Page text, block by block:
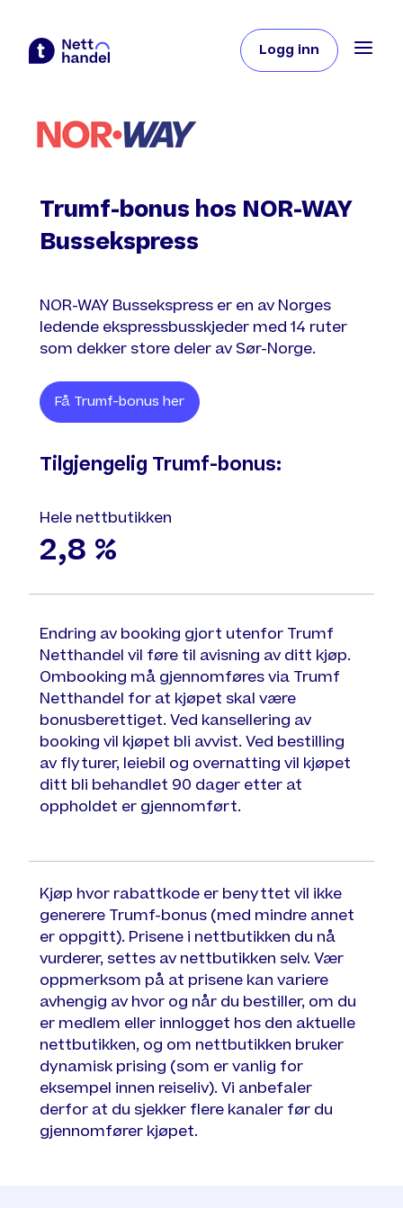
Logg inn
Trumf-bonus hos NOR-WAY
Bussekspress
NOR-WAY Bussekspress er en av Norges
ledende ekspressbusskjeder med 14 ruter
som dekker store deler av Sør-Norge.
Få Trumf-bonus her
Tilgjengelig Trumf-bonus:
Hele nettbutikken
2,8 %
Endring av booking gjort utenfor Trumf
Netthandel vil føre til avisning av ditt kjøp.
Ombooking må gjennomføres via Trumf
Netthandel for at kjøpet skal være
bonusberettiget. Ved kansellering av
booking vil kjøpet bli avvist. Ved bestilling
av flyturer, leiebil og overnatting vil kjøpet
ditt bli behandlet 90 dager etter at
oppholdet er gjennomført.
Kjøp hvor rabattkode er benyttet vil ikke
generere Trumf-bonus (med mindre annet
er oppgitt). Prisene i nettbutikken du nå
vurderer, settes av nettbutikken selv. Vær
oppmerksom på at prisene kan variere
avhengig av hvor og når du bestiller, om du
er medlem eller innlogget hos den aktuelle
nettbutikken, og om nettbutikken bruker
dynamisk prising (som er vanlig for
eksempel innen reiseliv). Vi anbefaler
derfor at du sjekker flere kanaler før du
gjennomfører kjøpet.